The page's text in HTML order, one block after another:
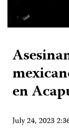
en
July 24, 2023